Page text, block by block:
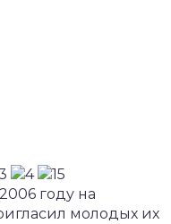
году на
молодых их